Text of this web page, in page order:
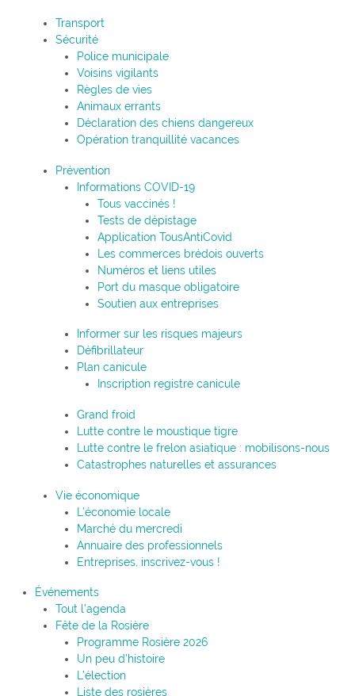
Transport
Sécurité
Police municipale
Voisins vigilants
Règles de vies
Animaux errants
Déclaration des chiens dangereux
Opération tranquillité vacances
Prévention
Informations COVID-19
Tous vaccinés !
Tests de dépistage
Application TousAntiCovid
Les commerces brédois ouverts
Numéros et liens utiles
Port du masque obligatoire
Soutien aux entreprises
Informer sur les risques majeurs
Défibrillateur
Plan canicule
Inscription registre canicule
Grand froid
Lutte contre le moustique tigre
Lutte contre le frelon asiatique : mobilisons-nous
Catastrophes naturelles et assurances
Vie économique
L’économie locale
Marché du mercredi
Annuaire des professionnels
Entreprises, inscrivez-vous !
Événements
Tout l’agenda
Fête de la Rosière
Programme Rosière 2026
Un peu d’histoire
L’élection
Liste des rosières